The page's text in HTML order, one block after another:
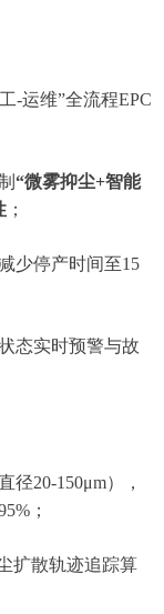
-运维”全流程EPC
“微雾抑尘+智能
；
少停产时间至15
态实时预警与故
径20-150μm），
；
扩散轨迹追踪算